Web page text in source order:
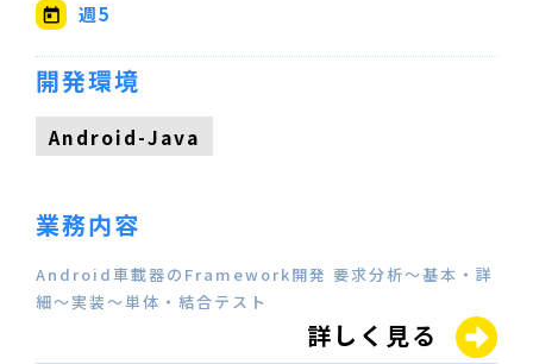
週5
開発環境
Android-Java
業務内容
Android車載器のFramework開発 要求分析～基本・詳
細～実装～単体・結合テスト
詳しく見る